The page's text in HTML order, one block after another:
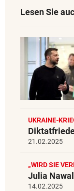
Lesen Sie
UKRAINE-
21.02.2025
„WIRD SIE
Julia
14.02.2025